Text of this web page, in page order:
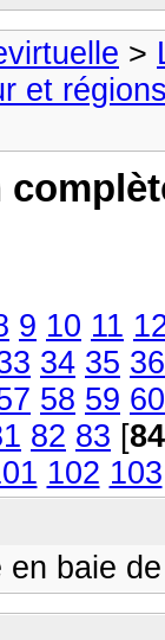
>
et
9 10 11
34 35 36
58 59 60
82 83 [84
102 103
en baie